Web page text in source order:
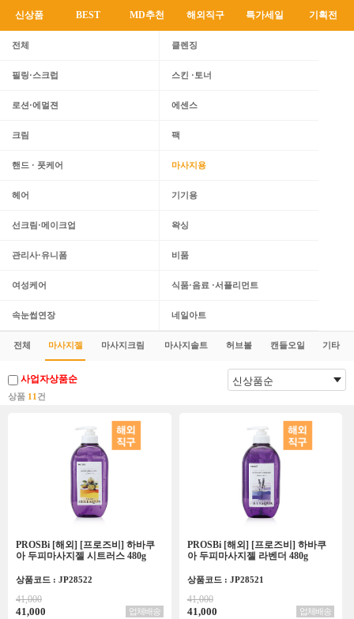
신상품 BEST MD추천 해외직구 특가세일 기획전
전체 클렌징
필링·스크럽 스킨 ·토너
로션·에멀젼 에센스
크림 팩
핸드 · 풋케어 마사지용
헤어 기기용
선크림·메이크업 왁싱
관리사·유니폼 비품
여성케어 식품·음료 ·서플리먼트
속눈썹연장 네일아트
전체 마사지젤 마사지크림 마사지솔트 허브볼 캔들오일 기타
사업자상품순
상품 11 건
PROSBi [해외] [프로즈비] 하바쿠
아 두피마사지젤 시트러스 480g
상품코드 : JP28522
41,000
41,000 업체배송
PROSBi [해외] [프로즈비] 하바쿠
아 두피마사지젤 라벤더 480g
상품코드 : JP28521
41,000
41,000 업체배송